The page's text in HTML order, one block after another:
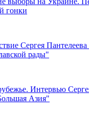
гонки
Сергея
рады"
Интервью
Азия"